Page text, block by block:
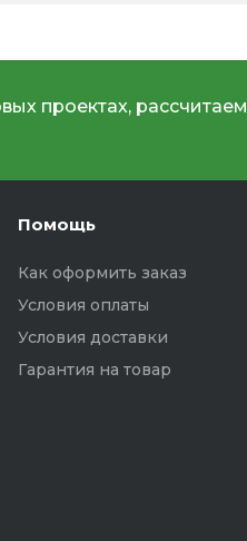
проектах, рассчитаем
Помощь
Как оформить заказ
Условия оплаты
Условия доставки
Гарантия на товар